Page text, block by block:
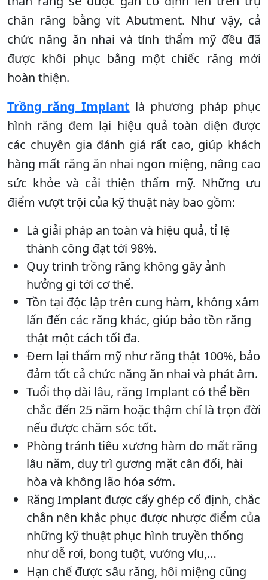
chân răng bằng vít Abutment. Như vậy, cả
chức năng ăn nhai và tính thẩm mỹ đều đã
được khôi phục bằng một chiếc răng mới
hoàn thiện.
Trồng răng Implant là phương pháp phục
hình răng đem lại hiệu quả toàn diện được
các chuyên gia đánh giá rất cao, giúp khách
hàng mất răng ăn nhai ngon miệng, nâng cao
sức khỏe và cải thiện thẩm mỹ. Những ưu
điểm vượt trội của kỹ thuật này bao gồm:
Là giải pháp an toàn và hiệu quả, tỉ lệ
thành công đạt tới 98%.
Quy trình trồng răng không gây ảnh
hưởng gì tới cơ thể.
Tồn tại độc lập trên cung hàm, không xâm
lấn đến các răng khác, giúp bảo tồn răng
thật một cách tối đa.
Đem lại thẩm mỹ như răng thật 100%, bảo
đảm tốt cả chức năng ăn nhai và phát âm.
Tuổi thọ dài lâu, răng Implant có thể bền
chắc đến 25 năm hoặc thậm chí là trọn đời
nếu được chăm sóc tốt.
Phòng tránh tiêu xương hàm do mất răng
lâu năm, duy trì gương mặt cân đối, hài
hòa và không lão hóa sớm.
Răng Implant được cấy ghép cố định, chắc
chắn nên khắc phục được nhược điểm của
những kỹ thuật phục hình truyền thống
như dễ rơi, bong tuột, vướng víu,…
Hạn chế được sâu răng, hôi miệng cũng